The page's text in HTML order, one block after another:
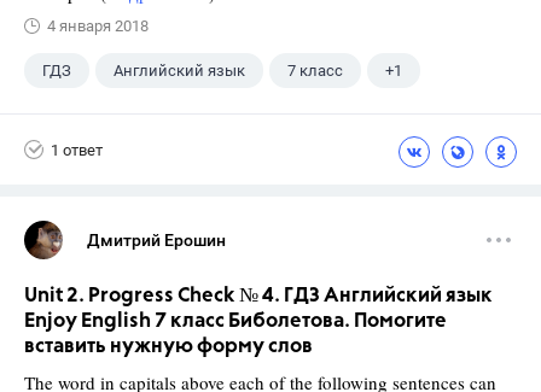
4 января 2018
ГДЗ Английский язык 7 класс +1
1 ответ
Дмитрий Ерошин
Unit 2. Progress Check № 4. ГДЗ Английский язык
Enjoy English 7 класс Биболетова. Помогите
вставить нужную форму слов
The word in capitals above each of the following sentences can